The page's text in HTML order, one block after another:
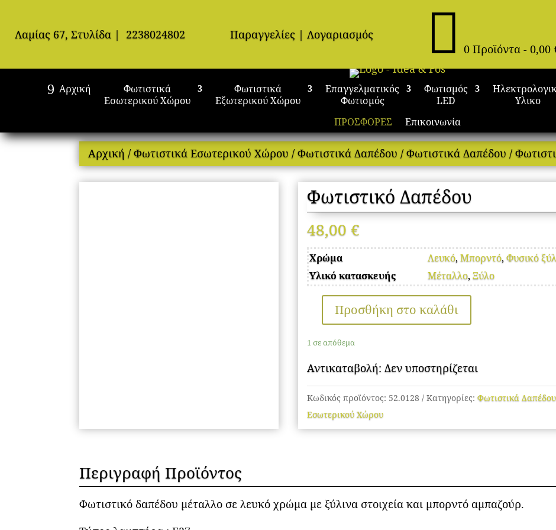
Λαμίας 67, Στυλίδα | 2238024802 Παραγγελίες |Λογαριασμός  0 Προϊόντα - 0,00
Αρχική
Φωτιστικά
Εσωτερικού Χώρου
Φωτιστικά
Εξωτερικού Χώρου
Επαγγελματικός
Φωτισμός
Φωτισμός
LED
Υλικο
ΠΡΟΣΦΟΡΕΣ Επικοινωνία
Αρχική /Φωτιστικά Εσωτερικού Χώρου /Φωτιστικά Δαπέδου /Φωτιστικά Δαπέδου /
Φωτιστικό Δαπέδου
48,00 €
Χρώμα Λευκό,Μπορντό,Φυσικό
Υλικό κατασκευής
Μέταλλο,Ξύλο
Φωτιστικό
ποσότητα
Προσθήκη στο καλάθι
1 σε απόθεμα
Αντικαταβολή: Δεν υποστηρίζεται
Κωδικός προϊόντος: 52.0128 Κατηγορίες: Φωτιστικά Δαπέδου
Εσωτερικού Χώρου
Περιγραφή Προϊόντος
Φωτιστικό δαπέδου μέταλλο σε λευκό χρώμα με ξύλινα στοιχεία και μπορντό αμπαζούρ.